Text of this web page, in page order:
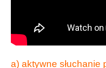
a) aktywne słuchanie